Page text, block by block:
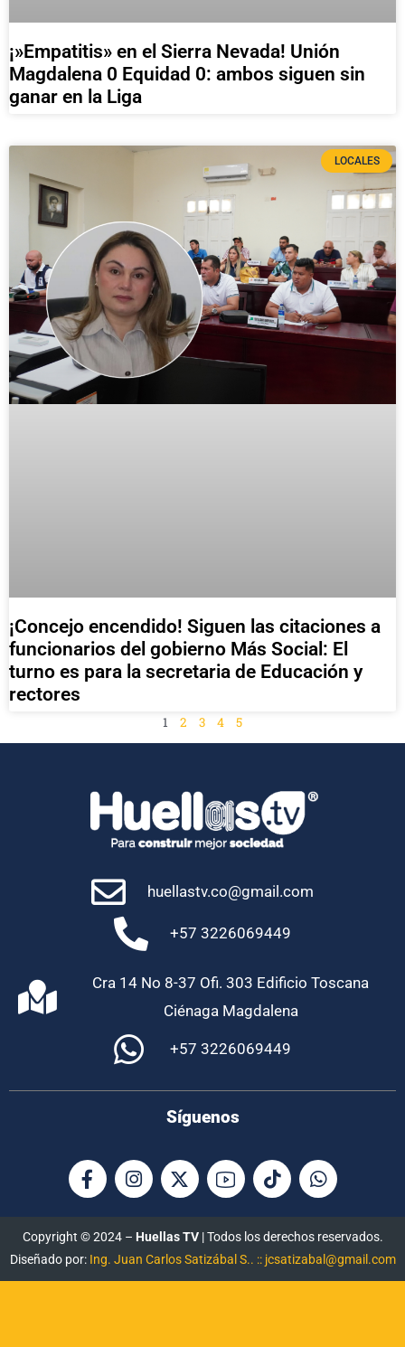
¡»Empatitis» en el Sierra Nevada! Unión
Magdalena 0 Equidad 0: ambos siguen sin
ganar en la Liga
LOCALES
¡Concejo encendido! Siguen las citaciones a
funcionarios del gobierno Más Social: El
turno es para la secretaria de Educación y
rectores
1 2 3 4 5
huellastv.co@gmail.com
+57 3226069449
Cra 14 No 8-37 Ofi. 303 Edificio Toscana
Ciénaga Magdalena
+57 3226069449
Síguenos
Copyright © 2024 – Huellas TV| Todos los derechos reservados.
Diseñado por: Ing. Juan Carlos Satizábal S.. :: jcsatizabal@gmail.com